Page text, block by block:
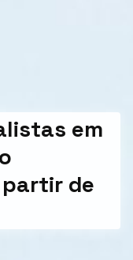
em
de